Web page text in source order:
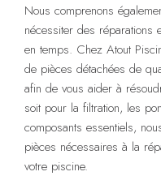
Nous comprenons
nécessiter des
en temps. Chez Atout
de pièces détachées de
afin de vous aider à
soit pour la filtration, les
composants essentiels,
pièces nécessaires à la
votre piscine.